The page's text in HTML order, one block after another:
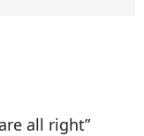
all right”